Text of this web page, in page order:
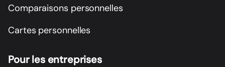
Comparaisons personnelles
Cartes personnelles
Pour les entreprises